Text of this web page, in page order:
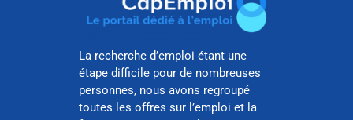
La recherche d’emploi étant une
étape difficile pour de nombreuses
personnes, nous avons regroupé
toutes les offres sur l’emploi et la